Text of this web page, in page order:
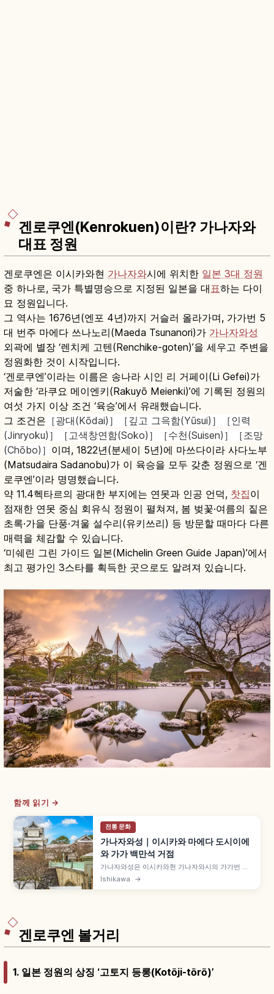
겐로쿠엔(Kenrokuen)이란? 가나자와
대표 정원
겐로쿠엔은 이시카와현 가나자와시에 위치한 일본 3대 정원
중 하나로, 국가 특별명승으로 지정된 일본을 대 표하는 다이
묘 정원입니다.
그 역사는 1676년(엔포 4년)까지 거슬러 올라가며, 가가번 5
대 번주 마에다 쓰나노리(Maeda Tsunanori)가 가나자와성
외곽에 별장 ‘렌치케 고텐(Renchike-goten)’을 세우고 주변을
정원화한 것이 시작입니다.
‘겐로쿠엔’이라는 이름은 송나라 시인 리 거페이(Li Gefei)가
저술한 ‘라쿠요 메이엔키(Rakuyō Meienki)’에 기록된 정원의
여섯 가지 이상 조건 ‘육승’에서 유래했습니다.
그 조건은 ［광대(Kōdai)］［깊고 그윽함(Yūsui)］［인력
(Jinryoku)］［고색창연함(Soko)］［수천(Suisen)］［조망
(Chōbo)］ 이며, 1822년(분세이 5년)에 마쓰다이라 사다노부
(Matsudaira Sadanobu)가 이 육승을 모두 갖춘 정원으로 ‘겐
로쿠엔’이라 명명했습니다.
약 11.4헥타르의 광대한 부지에는 연못과 인공 언덕, 찻집이
점재한 연못 중심 회유식 정원이 펼쳐져, 봄 벚꽃·여름의 짙은
초록·가을 단풍·겨울 설수리(유키쓰리) 등 방문할 때마다 다른
매력을 체감할 수 있습니다.
‘미쉐린 그린 가이드 일본(Michelin Green Guide Japan)’에서
최고 평가인 3스타를 획득한 곳으로도 알려져 있습니다.
함께 읽기 →
전통 문화
가나자와성｜이시카와 마에다 도시이에
와 가가 백만석 거점
가나자와성은 이시카와현 가나자와시의 가가번 마
에다 가문 14대 거성으로, 마에다 도시이에가 1583
Ishikawa →
겐로쿠엔 볼거리
1. 일본 정원의 상징 ‘고토지 등롱(Kotōji-tōrō)’